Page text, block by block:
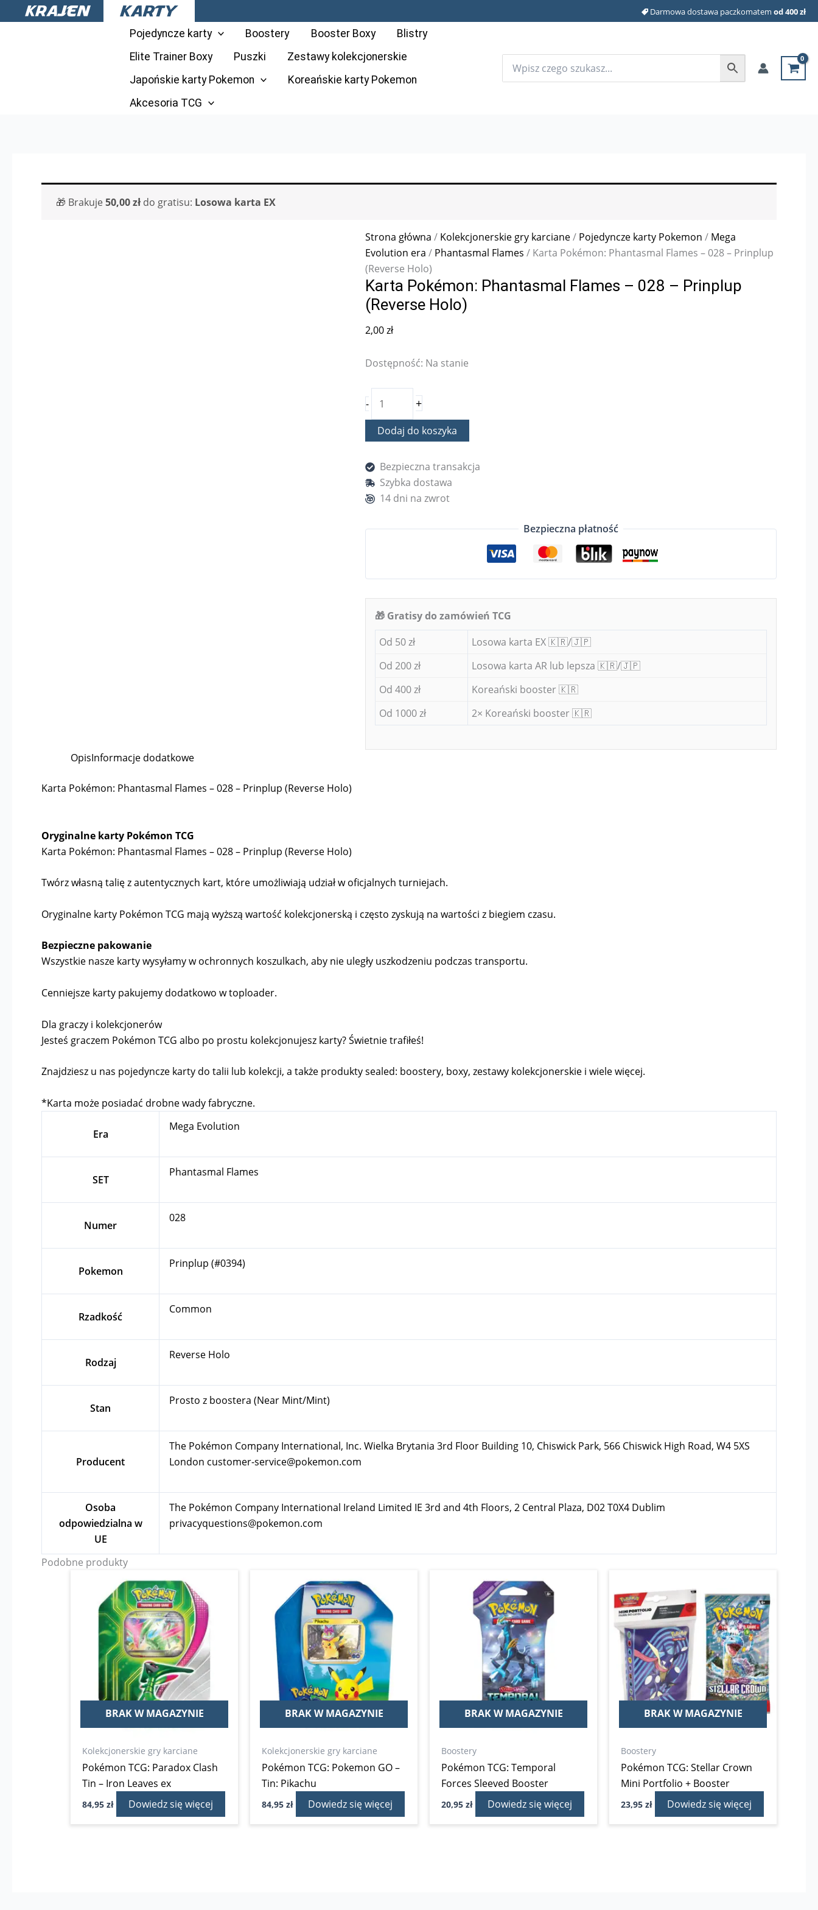
Przejdź
do
Darmowa dostawa paczkomatem od 400 zł
Pojedyncze karty Boostery Booster Boxy
Blistry
Elite Trainer Boxy
Puszki
Zestawy kolekcjonerskie
Japońskie karty Pokemon
Koreańskie karty Pokemon
Akcesoria TCG
🎁 Brakuje 50,00zł do gratisu: Losowa karta EX
Strona główna / Kolekcjonerskie gry karciane/ Pojedyncze karty Pokemon / Mega
Evolution era / Phantasmal Flames / Karta Pokémon: Phantasmal Flames – 028 – Prinplup
(Reverse Holo)
Karta Pokémon: Phantasmal Flames – 028 – Prinplup
(Reverse Holo)
2,00zł
Dostępność: Na stanie
-
Karta
Pokémon:
Phantasmal
-
+
Dodaj do koszyka
Bezpieczna transakcja
Szybka dostawa
14 dni na zwrot
Bezpieczna płatność
🎁 Gratisy do zamówień TCG
Od 50 zł
Losowa karta EX 🇰🇷/🇯🇵
Od 200 zł
Losowa karta AR lub lepsza 🇰🇷/🇯🇵
Od 400 zł
Koreański booster 🇰🇷
Od 1000 zł
2× Koreański booster 🇰🇷
OpisInformacje dodatkowe
Karta Pokémon: Phantasmal Flames – 028 – Prinplup (Reverse Holo)
Oryginalne karty Pokémon TCG
Karta Pokémon: Phantasmal Flames – 028 – Prinplup (Reverse Holo)
Twórz własną talię z autentycznych kart, które umożliwiają udział w oficjalnych turniejach.
Oryginalne karty Pokémon TCG mają wyższą wartość kolekcjonerską i często zyskują na wartości z biegiem czasu.
Bezpieczne pakowanie
Wszystkie nasze karty wysyłamy w ochronnych koszulkach, aby nie uległy uszkodzeniu podczas transportu.
Cenniejsze karty pakujemy dodatkowo w toploader.
Dla graczy i kolekcjonerów
Jesteś graczem Pokémon TCG albo po prostu kolekcjonujesz karty? Świetnie trafiłeś!
Znajdziesz u nas pojedyncze karty do talii lub kolekcji, a także produkty sealed: boostery, boxy, zestawy kolekcjonerskie i wiele więcej.
*Karta może posiadać drobne wady fabryczne.
Era
Mega Evolution
SET
Phantasmal Flames
Numer
028
Pokemon
Prinplup (#0394)
Rzadkość
Common
Rodzaj
Reverse Holo
Stan
Prosto z boostera (Near Mint/Mint)
Producent
The Pokémon Company International, Inc. Wielka Brytania 3rd Floor Building 10, Chiswick Park, 566 Chiswick High Road, W4 5XS
London customer-service@pokemon.com
Osoba
odpowiedzialna w
UE
The Pokémon Company International Ireland Limited IE 3rd and 4th Floors, 2 Central Plaza, D02 T0X4 Dublim
privacyquestions@pokemon.com
Podobne produkty
BRAK W MAGAZYNIE
Kolekcjonerskie gry karciane
Pokémon TCG: Paradox Clash
Tin – Iron Leaves ex
84,95zł Dowiedz się więcej
BRAK W MAGAZYNIE
Kolekcjonerskie gry karciane
Pokémon TCG: Pokemon GO –
Tin: Pikachu
84,95zł Dowiedz się więcej
BRAK W MAGAZYNIE
Boostery
Pokémon TCG: Temporal
Forces Sleeved Booster
20,95zł Dowiedz się więcej
BRAK W MAGAZYNIE
Boostery
Pokémon TCG: Stellar Crown
Mini Portfolio + Booster
23,95zł Dowiedz się więcej